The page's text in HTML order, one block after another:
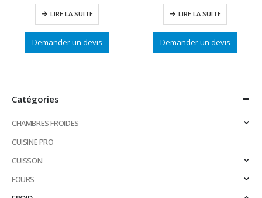
LIRE LA SUITE
Demander un devis
LIRE LA SUITE
Demander un devis
Catégories
CHAMBRES FROIDES
CUISINE PRO
CUISSON
FOURS